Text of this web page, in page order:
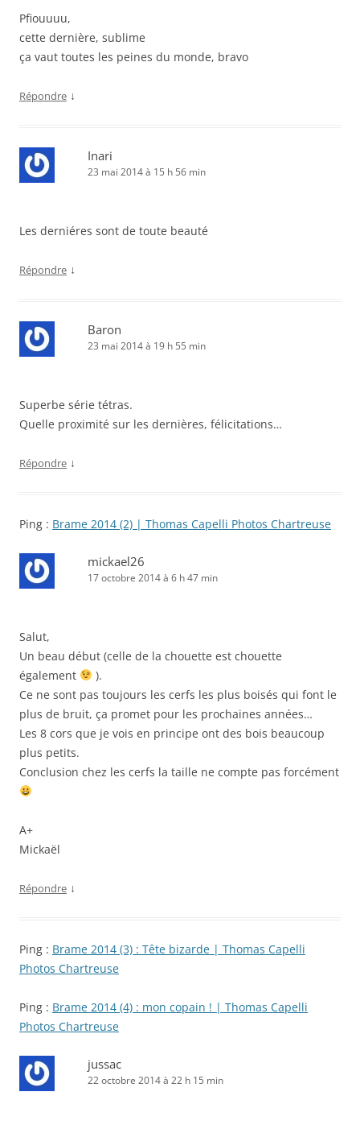
Pfiouuuu,
cette dernière, sublime
ça vaut toutes les peines du monde, bravo
Répondre ↓
Inari
23 mai 2014 à 15 h 56 min
Les derniéres sont de toute beauté
Répondre ↓
Baron
23 mai 2014 à 19 h 55 min
Superbe série tétras.
Quelle proximité sur les dernières, félicitations…
Répondre ↓
Ping : Brame 2014 (2) | Thomas Capelli Photos Chartreuse
mickael26
17 octobre 2014 à 6 h 47 min
Salut,
Un beau début (celle de la chouette est chouette
également
).
Ce ne sont pas toujours les cerfs les plus boisés qui font le
plus de bruit, ça promet pour les prochaines années…
Les 8 cors que je vois en principe ont des bois beaucoup
plus petits.
Conclusion chez les cerfs la taille ne compte pas forcément
A+
Mickaël
Répondre ↓
Ping : Brame 2014 (3) : Tête bizarde | Thomas Capelli
Photos Chartreuse
Ping : Brame 2014 (4) : mon copain ! | Thomas Capelli
Photos Chartreuse
jussac
22 octobre 2014 à 22 h 15 min